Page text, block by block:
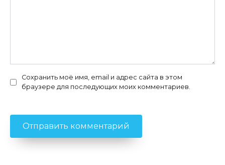
Сохранить моё имя, email и адрес сайта в этом
браузере для последующих моих комментариев.